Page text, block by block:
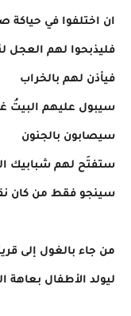
ان اختلفوا في
فليذبحوا لهم العجل
فيأذن لهم بالخراب
سيبول عليهم البيتُ
سيصابون بالجنون
ستفتَح لهم شبابيك
سينجو فقط من كان
من جاء بالغول إلى
ليولد الأطفال بعاهة